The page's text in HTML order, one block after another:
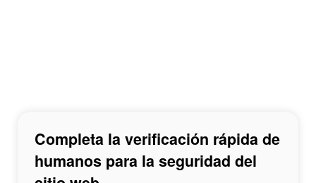
Completa la verificación rápida de
humanos para la seguridad del